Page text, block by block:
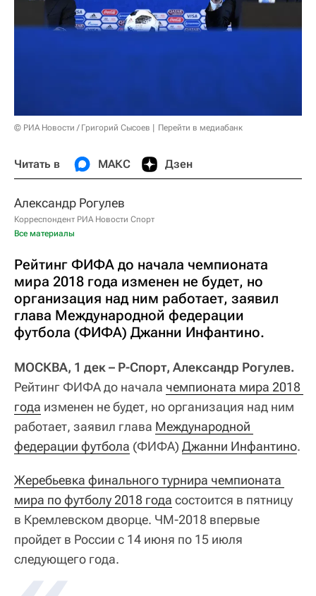
© РИА Новости / Григорий Сысоев Перейти в медиабанк
Читать в МАКС Дзен
Александр Рогулев
Корреспондент РИА Новости Спорт
Все материалы
Рейтинг ФИФА до начала чемпионата
мира 2018 года изменен не будет, но
организация над ним работает, заявил
глава Международной федерации
футбола (ФИФА) Джанни Инфантино.
МОСКВА, 1 дек – Р-Спорт, Александр Рогулев.
Рейтинг ФИФА до начала чемпионата мира 2018
года изменен не будет, но организация над ним
работает, заявил глава Международной
федерации футбола (ФИФА) Джанни Инфантино.
Жеребьевка финального турнира чемпионата
мира по футболу 2018 года состоится в пятницу
в Кремлевском дворце. ЧМ-2018 впервые
пройдет в России с 14 июня по 15 июля
следующего года.